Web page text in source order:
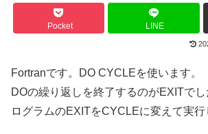
Pocket LINE
Fortranです。DO CYCLEを使います。
DOの繰り返しを終了するのがEXITで
ログラムのEXITをCYCLEに変えて実行